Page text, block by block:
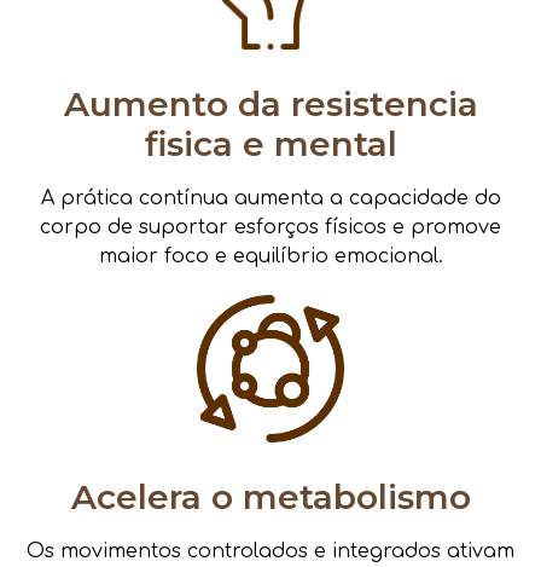
Aumento da resistencia
fisica e mental
A prática contínua aumenta a capacidade do
corpo de suportar esforços físicos e promove
maior foco e equilíbrio emocional.
Acelera o metabolismo
Os movimentos controlados e integrados ativam